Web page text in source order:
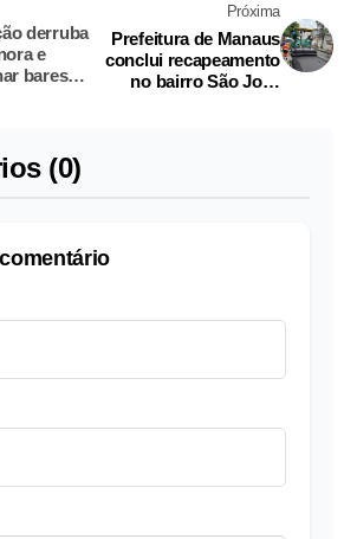
derruba
e
bares
Próxima
Prefeitura de Manaus
conclui recapeamento
no bairro São José
(0)